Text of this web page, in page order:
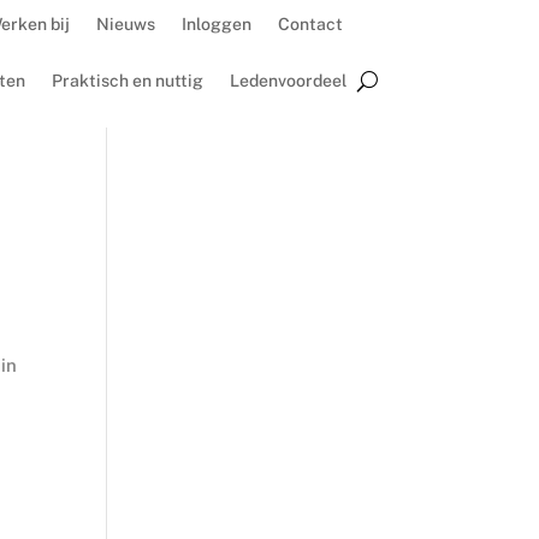
bij Nieuws Inloggen Contact
Praktisch en nuttig Ledenvoordeel